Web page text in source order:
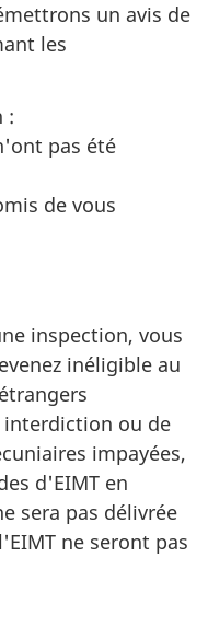
un avis de
les
:
pas été
de vous
inspection, vous
inéligible au
ou de
impayées,
d'EIMT en
sera pas délivrée
ne seront pas